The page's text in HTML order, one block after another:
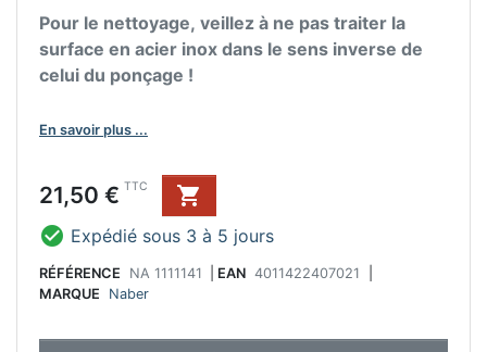
Pour le nettoyage, veillez à ne pas traiter la
surface en acier inox dans le sens inverse de
celui du ponçage !
En savoir plus ...
Prix
21,50 € TTC

 Expédié sous 3 à 5 jours
RÉFÉRENCE NA 1111141 EAN 4011422407021
MARQUE
Naber